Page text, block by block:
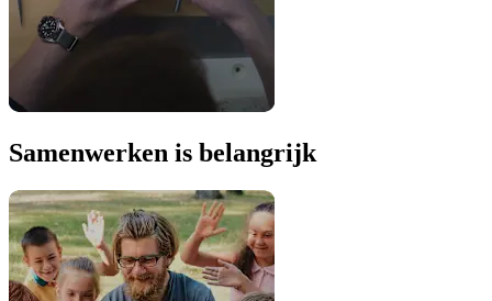
Samenwerken is belangrijk